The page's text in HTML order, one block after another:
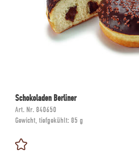
Schokoladen Berliner
Art. Nr. 840650
Gewicht, tiefgekühlt: 85 g